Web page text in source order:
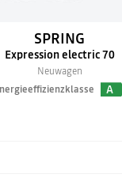
SPRING
Expression electric 70
Neuwagen
A